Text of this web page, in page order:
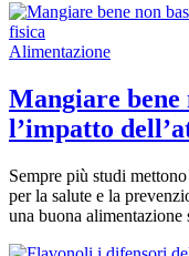
Alimentazione
Mangiare bene
l’impatto
Sempre più studi
per la salute e la
una buona